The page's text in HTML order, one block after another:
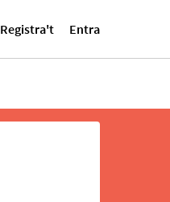
Registra't Entra